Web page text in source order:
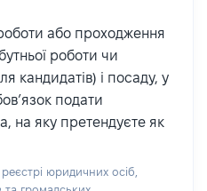
або проходження
роботи чи
кандидатів) і посаду, у
подати
на яку претендуєте як
юридичних осіб,